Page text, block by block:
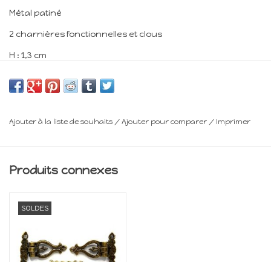
Métal patiné
2 charnières fonctionnelles et clous
H : 1,3 cm
l : 0,7 cm
Min 14 ans
Ajouter à la liste de souhaits / Ajouter pour comparer / Imprimer
Produits connexes
SOLDES